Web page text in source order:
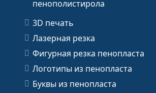
пенополистирола
3D печать
Лазерная резка
Фигурная резка пенопласта
Логотипы из пенопласта
Буквы из пенопласта